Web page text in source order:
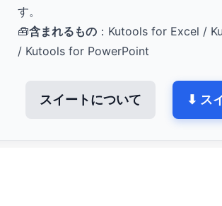
す。
🧰含まれるもの ：Kutools for Excel /
/ Kutools for PowerPoint
スイートについて ⬇ ス